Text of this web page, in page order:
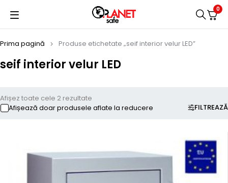
0
seif interior velur LED
Prima pagină Produse etichetate „seif interior velur LED”
FILTREAZĂ
Afișez toate cele 2 rezultate
Afișează doar produsele aflate la reducere